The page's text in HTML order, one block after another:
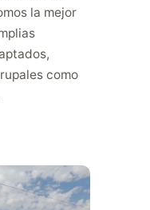
la mejor
como